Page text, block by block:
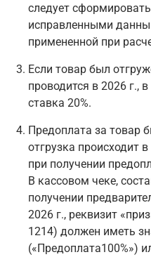
следует
исправленными
примененной при
Если товар был
проводится в 2026 г.,
ставка 20%.
Предоплата за товар
отгрузка происходит
при получении
В кассовом чеке,
получении
2026 г., реквизит
1214) должен иметь
(«Предоплата100%»)